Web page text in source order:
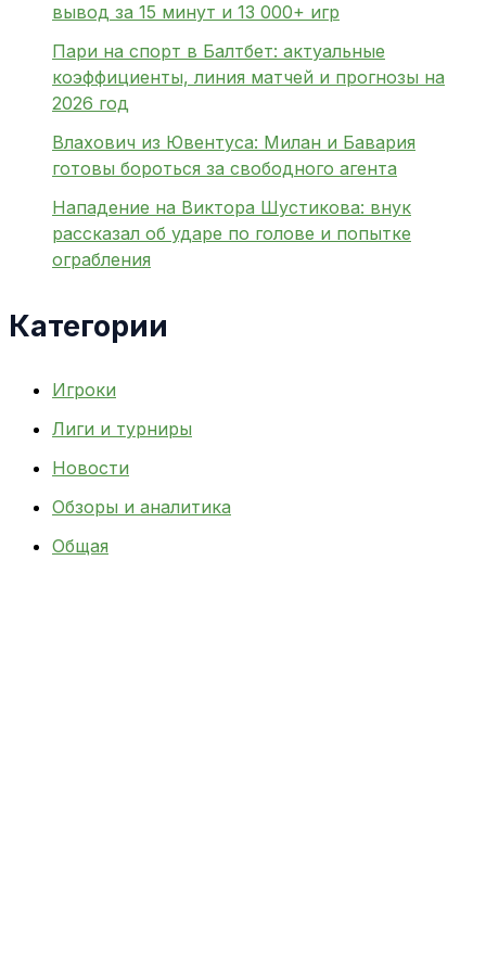
вывод за 15 минут и 13 000+ игр
Пари на спорт в Балтбет: актуальные
коэффициенты, линия матчей и прогнозы на
2026 год
Влахович из Ювентуса: Милан и Бавария
готовы бороться за свободного агента
Нападение на Виктора Шустикова: внук
рассказал об ударе по голове и попытке
ограбления
Категории
Игроки
Лиги и турниры
Новости
Обзоры и аналитика
Общая